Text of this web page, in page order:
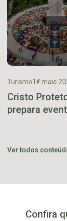
Turismo17 maio
Cristo
prepara
de fé ao
Ver todos
Confira